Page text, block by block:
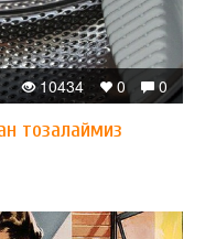
0
0
10434
тозалаймиз